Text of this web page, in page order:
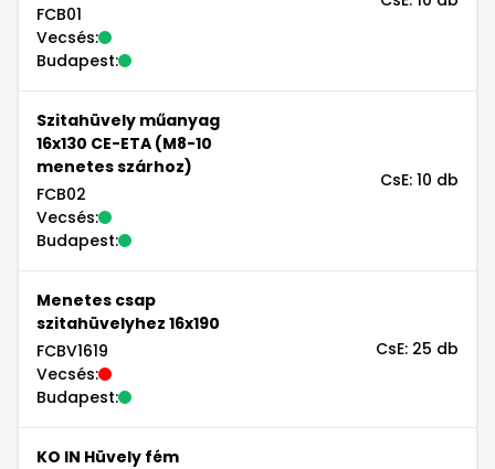
FCB01
Vecsés:
Budapest:
Szitahüvely műanyag
16x130 CE-ETA (M8-10
menetes szárhoz)
FCB02
Vecsés:
Budapest:
CsE: 10 db
Menetes csap
szitahüvelyhez 16x190
FCBV1619
Vecsés:
Budapest:
CsE: 25 db
KO IN Hüvely fém